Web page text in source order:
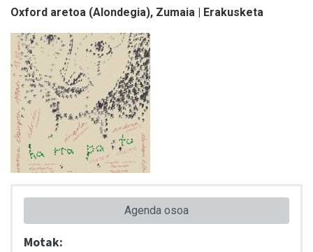
Oxford aretoa (Alondegia), Zumaia | Erakusketa
Agenda osoa
Motak: